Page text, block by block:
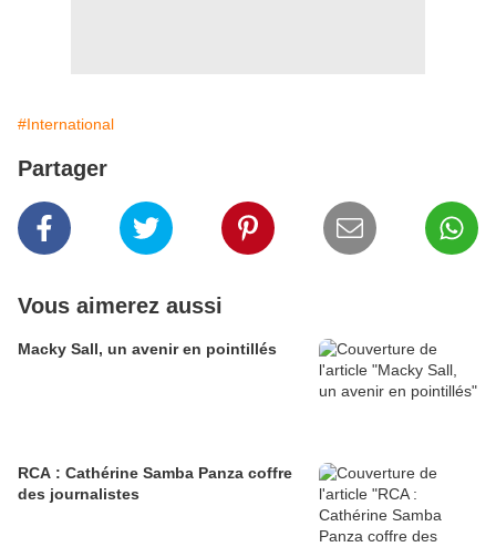
#International
Partager
Vous aimerez aussi
Macky Sall, un avenir en pointillés
RCA : Cathérine Samba Panza coffre
des journalistes